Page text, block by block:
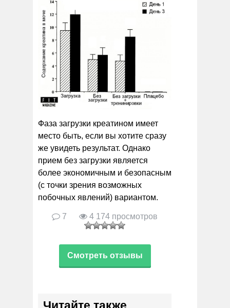
Фаза загрузки креатином имеет
место быть, если вы хотите сразу
же увидеть результат. Однако
прием без загрузки является
более экономичным и безопасным
(с точки зрения возможных
побочных явлений) вариантом.
7 4 174 просмотров
Смотреть отзывы